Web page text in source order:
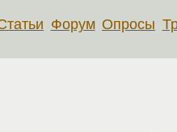
Форум Опросы